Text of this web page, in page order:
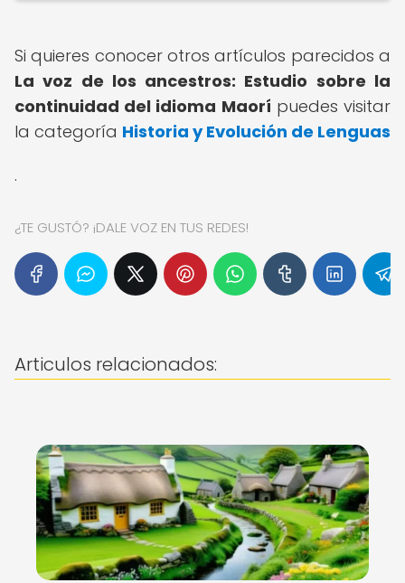
Si quieres conocer otros artículos parecidos a
La voz de los ancestros: Estudio sobre la
continuidad del idioma Maorí puedes visitar
la categoría Historia y Evolución de Lenguas
.
¿TE GUSTÓ? ¡DALE VOZ EN TUS REDES!
Articulos relacionados: